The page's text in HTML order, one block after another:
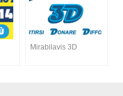
Mirabilavis 3D